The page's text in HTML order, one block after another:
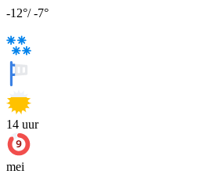
-12°/-7°
14 uur
mei